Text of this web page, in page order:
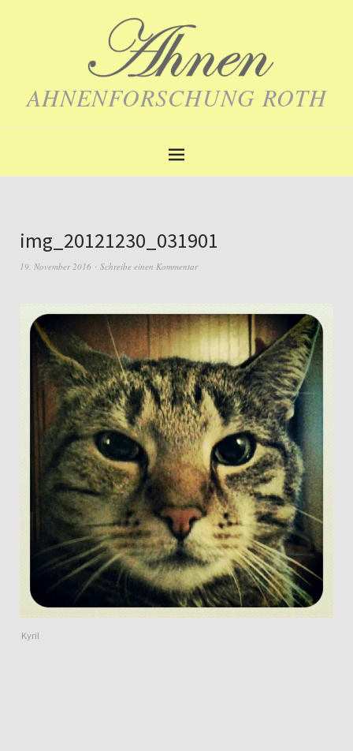
AHNENFORSCHUNG ROTH
img_20121230_031901
19. November 2016 Schreibe einen Kommentar
Kyril